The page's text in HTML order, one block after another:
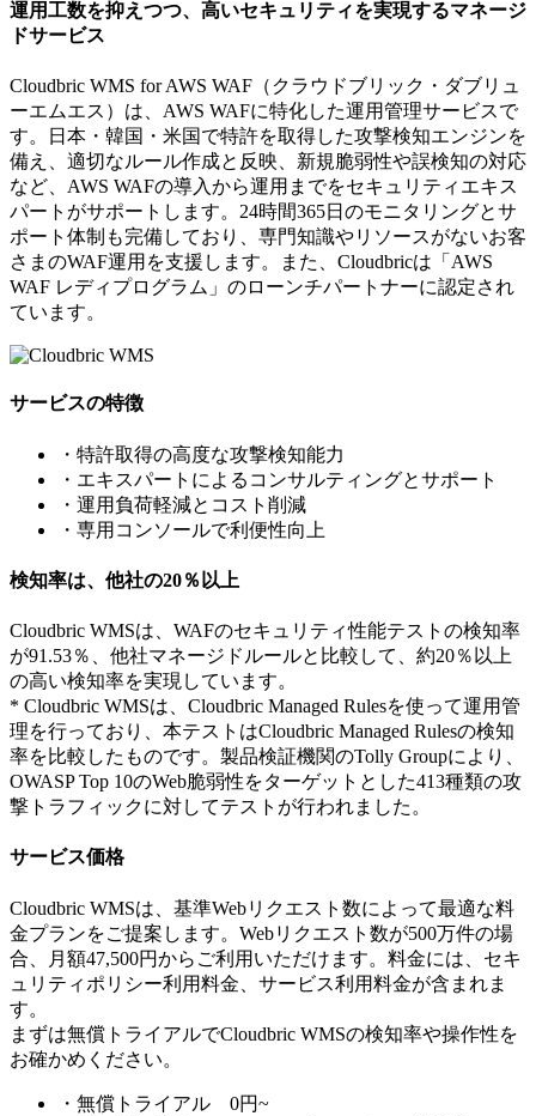
運用工数を抑えつつ、高いセキュリティを実現するマネージ
ドサービス
Cloudbric WMS for AWS WAF（クラウドブリック・ダブリュ
ーエムエス）は、AWS WAFに特化した運用管理サービスで
す。日本・韓国・米国で特許を取得した攻撃検知エンジンを
備え、適切なルール作成と反映、新規脆弱性や誤検知の対応
など、AWS WAFの導入から運用までをセキュリティエキス
パートがサポートします。24時間365日のモニタリングとサ
ポート体制も完備しており、専門知識やリソースがないお客
さまのWAF運用を支援します。また、Cloudbricは「AWS
WAF レディプログラム」のローンチパートナーに認定され
ています。
サービスの特徴
・特許取得の高度な攻撃検知能力
・エキスパートによるコンサルティングとサポート
・運用負荷軽減とコスト削減
・専用コンソールで利便性向上
検知率は、他社の20％以上
Cloudbric WMSは、WAFのセキュリティ性能テストの検知率
が91.53％、他社マネージドルールと比較して、約20％以上
の高い検知率を実現しています。
* Cloudbric WMSは、Cloudbric Managed Rulesを使って運用管
理を行っており、本テストはCloudbric Managed Rulesの検知
率を比較したものです。製品検証機関のTolly Groupにより、
OWASP Top 10のWeb脆弱性をターゲットとした413種類の攻
撃トラフィックに対してテストが行われました。
サービス価格
Cloudbric WMSは、基準Webリクエスト数によって最適な料
金プランをご提案します。Webリクエスト数が500万件の場
合、月額47,500円からご利用いただけます。料金には、セキ
ュリティポリシー利用料金、サービス利用料金が含まれま
す。
まずは無償トライアルでCloudbric WMSの検知率や操作性を
お確かめください。
・無償トライアル 0円~